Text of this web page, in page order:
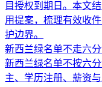
目授权到期日。本文
用提案，梳理有效收
护边界。
新西兰绿名单不走六
新西兰绿名单不按六
主、学历注册、薪资